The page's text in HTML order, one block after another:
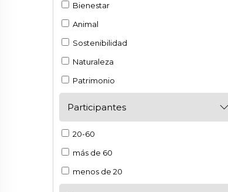
Bienestar
Animal
Sostenibilidad
Naturaleza
Patrimonio
Participantes
20-60
más de 60
menos de 20